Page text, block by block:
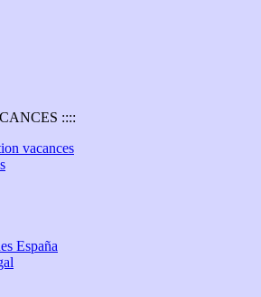
::::
vacances
España